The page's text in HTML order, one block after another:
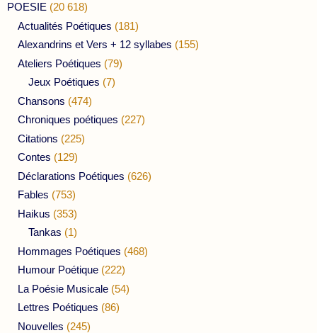
POESIE (20 618)
Actualités Poétiques (181)
Alexandrins et Vers + 12 syllabes (155)
Ateliers Poétiques (79)
Jeux Poétiques (7)
Chansons (474)
Chroniques poétiques (227)
Citations (225)
Contes (129)
Déclarations Poétiques (626)
Fables (753)
Haikus (353)
Tankas (1)
Hommages Poétiques (468)
Humour Poétique (222)
La Poésie Musicale (54)
Lettres Poétiques (86)
Nouvelles (245)